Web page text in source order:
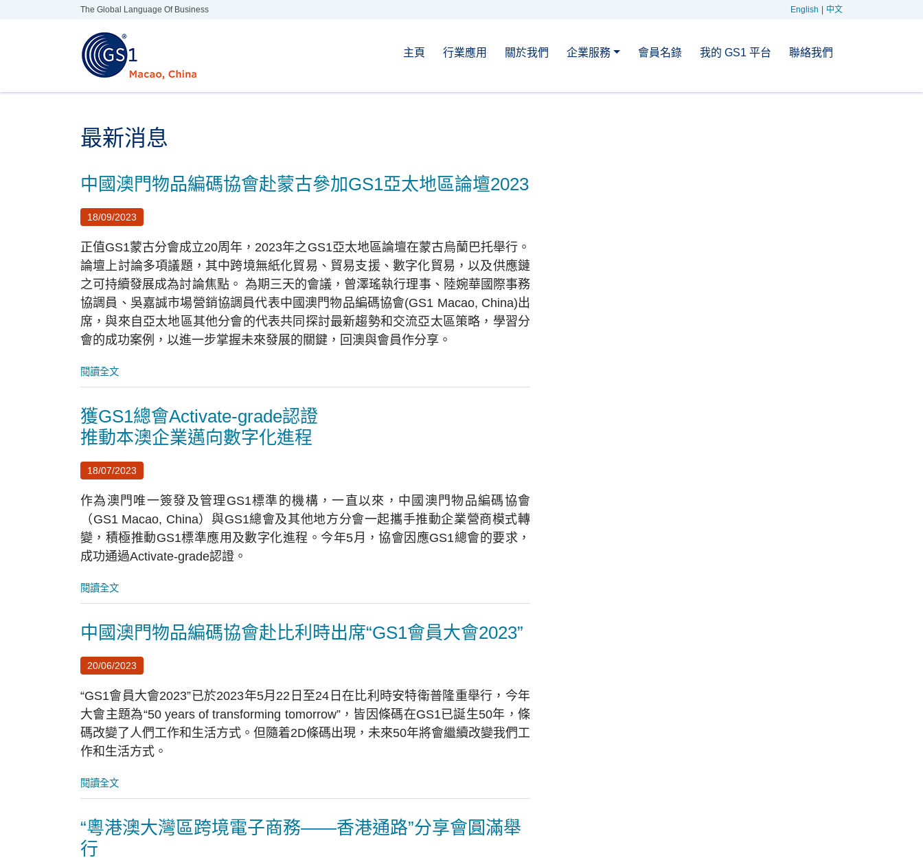
The Global Language Of Business English 中文
主頁 行業應用 關於我們 企業服務 會員名錄 我的 GS1 平台 聯絡我們
最新消息
中國澳門物品編碼協會赴蒙古參加GS1亞太地區論壇2023
18/09/2023
正值GS1蒙古分會成立20周年，2023年之GS1亞太地區論壇在蒙古烏蘭巴托舉行。
論壇上討論多項議題，其中跨境無紙化貿易、貿易支援、數字化貿易，以及供應鏈
之可持續發展成為討論焦點。 為期三天的會議，曾澤瑤執行理事、陸婉華國際事務
協調員、吳嘉誠市場營銷協調員代表中國澳門物品編碼協會(GS1 Macao, China)出
席，與來自亞太地區其他分會的代表共同探討最新趨勢和交流亞太區策略，學習分
會的成功案例，以進一步掌握未來發展的關鍵，回澳與會員作分享。
閱讀全文
獲GS1總會Activate-grade認證
推動本澳企業邁向數字化進程
18/07/2023
作為澳門唯一簽發及管理GS1標準的機構，一直以來，中國澳門物品編碼協會
（GS1 Macao, China）與GS1總會及其他地方分會一起攜手推動企業營商模式轉
變，積極推動GS1標準應用及數字化進程。今年5月，協會因應GS1總會的要求，
成功通過Activate-grade認證。
閱讀全文
中國澳門物品編碼協會赴比利時出席“GS1會員大會2023”
20/06/2023
“GS1會員大會2023”已於2023年5月22日至24日在比利時安特衛普隆重舉行，今年
大會主題為“50 years of transforming tomorrow”，皆因條碼在GS1已誕生50年，條
碼改變了人們工作和生活方式。但隨着2D條碼出現，未來50年將會繼續改變我們工
作和生活方式。
閱讀全文
“粵港澳大灣區跨境電子商務——香港通路”分享會圓滿舉
行